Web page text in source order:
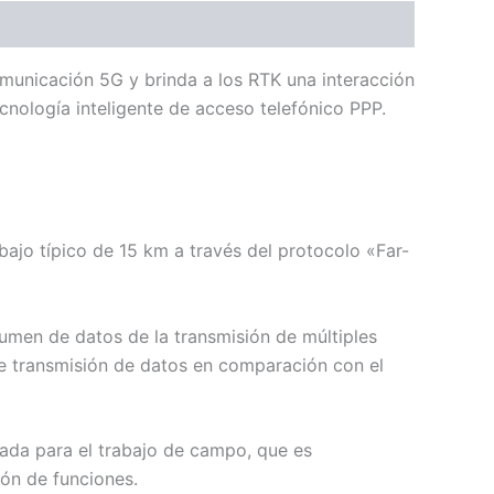
5G y brinda a los RTK una interacción
inteligente de acceso telefónico PPP.
típico de 15 km a través del protocolo «Far-
de datos de la transmisión de múltiples
transmisión de datos en comparación con el
para el trabajo de campo, que es
de funciones.